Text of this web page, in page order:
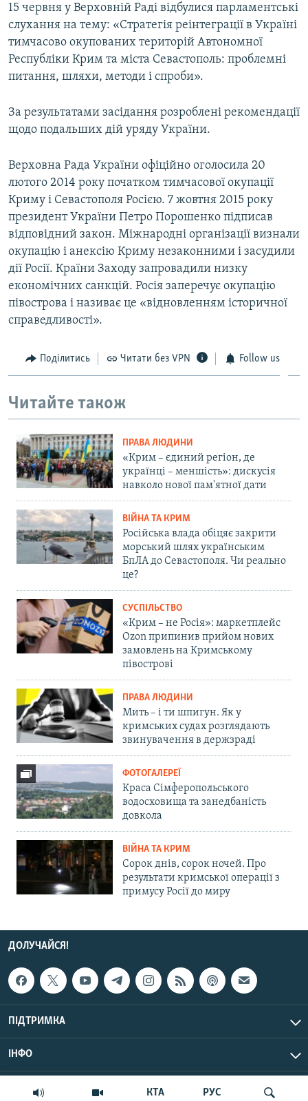
КТА РУС
15 червня у Верховній Раді відбулися парламентські
слухання на тему: «Стратегія реінтеграції в Україні
тимчасово окупованих територій Автономної
Республіки Крим та міста Севастополь: проблемні
питання, шляхи, методи і спроби».
За результатами засідання розроблені рекомендації
щодо подальших дій уряду України.
Верховна Рада України офіційно оголосила 20
лютого 2014 року початком тимчасової окупації
Криму і Севастополя Росією. 7 жовтня 2015 року
президент України Петро Порошенко підписав
відповідний закон. Міжнародні організації визнали
окупацію і анексію Криму незаконними і засудили
дії Росії. Країни Заходу запровадили низку
економічних санкцій. Росія заперечує окупацію
півострова і називає це «відновленням історичної
справедливості».
Поділитись Читати без VPN Follow us
Читайте також
ПРАВА ЛЮДИНИ
«Крим – єдиний регіон, де
українці – меншість»: дискусія
навколо нової пам'ятної дати
ВІЙНА ТА КРИМ
Російська влада обіцяє закрити
морський шлях українським
БпЛА до Севастополя. Чи реально
це?
СУСПІЛЬСТВО
«Крим – не Росія»: маркетплейс
Ozon припинив прийом нових
замовлень на Кримському
півострові
ПРАВА ЛЮДИНИ
Мить – і ти шпигун. Як у
кримських судах розглядають
звинувачення в держзраді
ФОТОГАЛЕРЕЇ
Краса Сімферопольського
водосховища та занедбаність
довкола
ВІЙНА ТА КРИМ
Сорок днів, сорок ночей. Про
результати кримської операції з
примусу Росії до миру
ДОЛУЧАЙСЯ!
ПІДТРИМКА
ІНФО
© Крим.Реалії, 2026 | Усі права застережено.